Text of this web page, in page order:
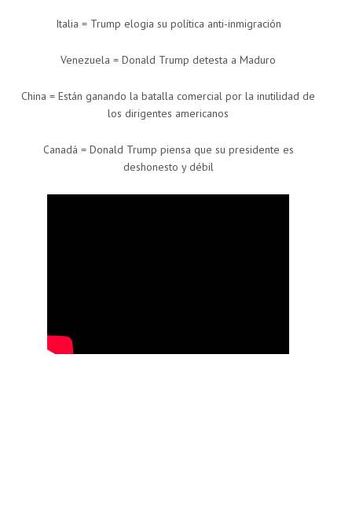
Italia = Trump elogia su política anti-inmigración
Venezuela = Donald Trump detesta a Maduro
China = Están ganando la batalla comercial por la inutilidad de
los dirigentes americanos
Canadá = Donald Trump piensa que su presidente es
deshonesto y débil